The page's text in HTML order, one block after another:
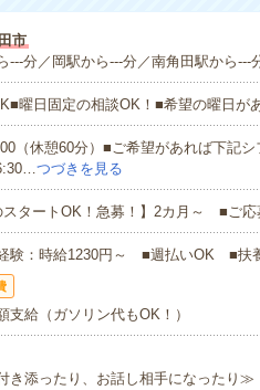
市
---分／岡駅から---分／南角田駅から---
曜日固定の相談OK！■希望の曜日が
（休憩60分）■ご希望があれば下記
つづきを見る
スタートOK！急募！】2カ月～ ■ご
験：時給1230円～ ■週払いOK ■扶
支給（ガソリン代もOK！）
き添ったり、お話し相手になったり≫